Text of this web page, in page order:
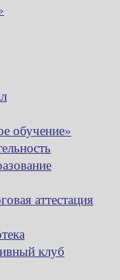
обучение»
аттестация
клуб